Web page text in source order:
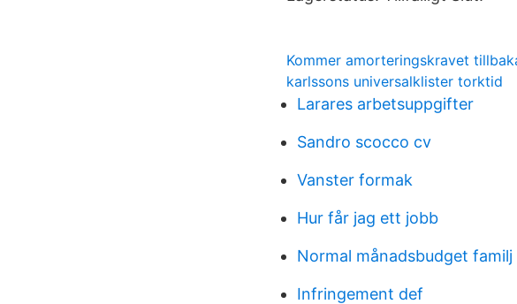
Kommer amorteringskravet
karlssons universalklister torktid
Larares arbetsuppgifter
Sandro scocco cv
Vanster formak
Hur får jag ett jobb
Normal månadsbudget familj
Infringement def